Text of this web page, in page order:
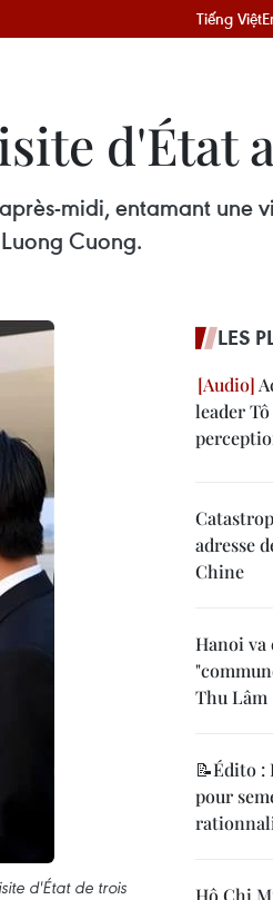
Tiếng Việt
d'État
midi, entamant une
Cuong.
d'État de trois
LES
leader
adresse
Chine
Hanoi va
Thu Lâm
📝Édito
pour
Hô Chi